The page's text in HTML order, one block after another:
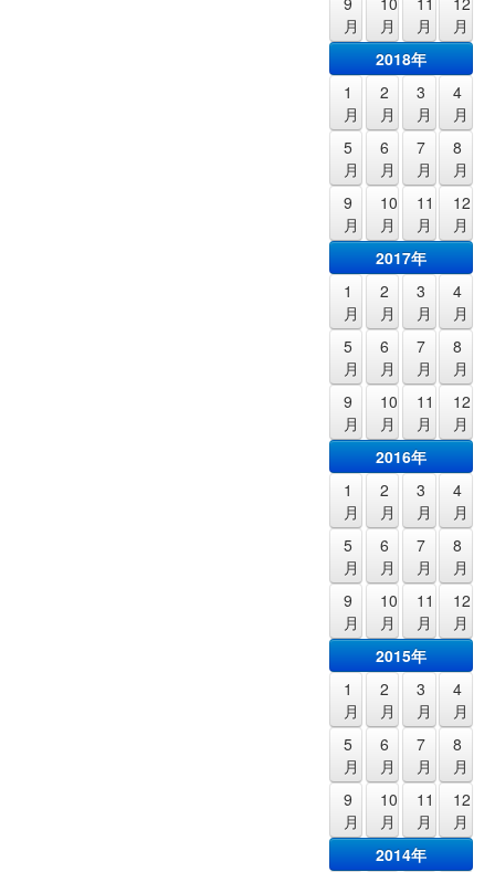
月
月
月
月
2018年
1
月
2
月
3
月
4
月
5
月
6
月
7
月
8
月
9
月
10
月
11
月
12
月
2017年
1
月
2
月
3
月
4
月
5
月
6
月
7
月
8
月
9
月
10
月
11
月
12
月
2016年
1
月
2
月
3
月
4
月
5
月
6
月
7
月
8
月
9
月
10
月
11
月
12
月
2015年
1
月
2
月
3
月
4
月
5
月
6
月
7
月
8
月
9
月
10
月
11
月
12
月
2014年